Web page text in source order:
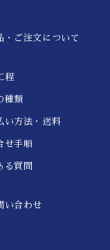
・ご注文について
程
種類
い方法・送料
せ手順
る質問
い合わせ